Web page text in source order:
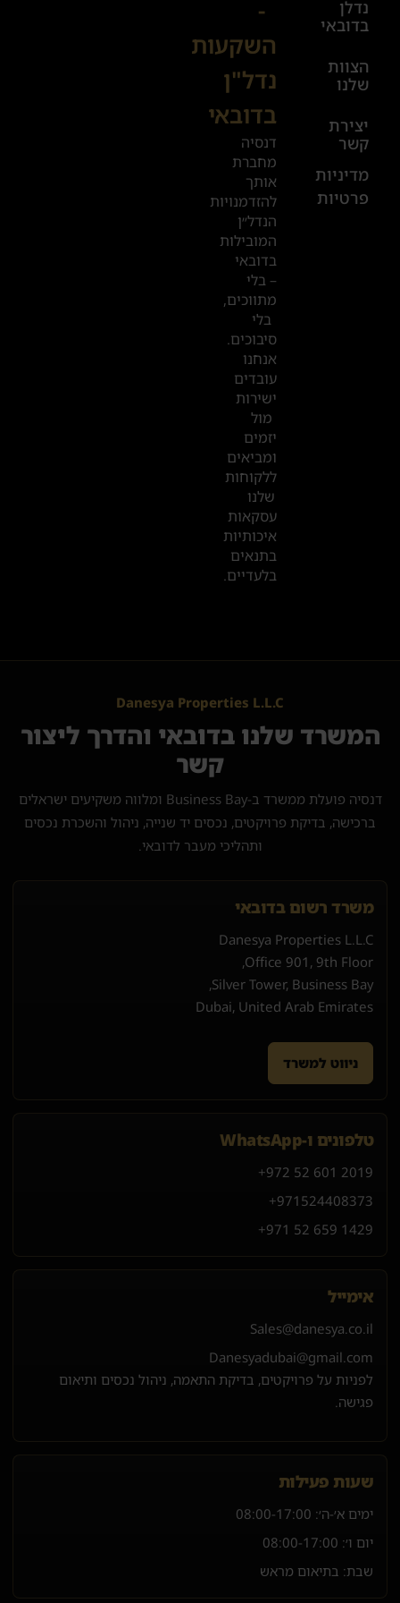
נדלן
בדובאי
הצוות
שלנו
יצירת
קשר
מדיניות
פרטיות
יום ו׳
08:00-
17:00
+972
52
601
2019
המשרדים
שלנו
בדובאי
-
השקעות
נדל"ן
בדובאי
דנסיה
מחברת
אותך
להזדמנויות
הנדל״ן
המובילות
בדובאי
– בלי
מתווכים,
בלי
סיבוכים.
אנחנו
עובדים
ישירות
מול
יזמים
ומביאים
ללקוחות
שלנו
עסקאות
איכותיות
בתנאים
בלעדיים.
Danesya Properties L.L.C
המשרד שלנו בדובאי והדרך ליצור
קשר
דנסיה פועלת ממשרד ב-Business Bay ומלווה משקיעים ישראלים
ברכישה, בדיקת פרויקטים, נכסים יד שנייה, ניהול והשכרת נכסים
ותהליכי מעבר לדובאי.
משרד רשום בדובאי
Danesya Properties L.L.C
Office 901, 9th Floor,
Silver Tower, Business Bay,
Dubai, United Arab Emirates
ניווט למשרד
טלפונים ו-WhatsApp
+972 52 601 2019
+971 524408373
+971 52 659 1429
אימייל
Sales@danesya.co.il
Danesyadubai@gmail.com
לפניות על פרויקטים, בדיקת התאמה, ניהול נכסים ותיאום
פגישה.
שעות פעילות
ימים א׳-ה׳: 08:00-17:00
יום ו׳: 08:00-17:00
שבת: בתיאום מראש